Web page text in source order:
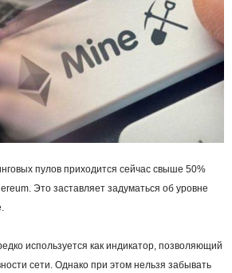
пулов приходится сейчас свыше 50%
. Это заставляет задуматься об уровне
используется как индикатор, позволяющий
сети. Однако при этом нельзя забывать